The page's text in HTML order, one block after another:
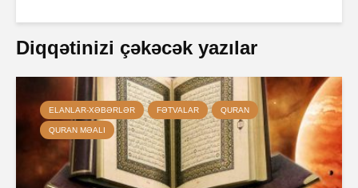
Diqqətinizi çəkəcək yazılar
ELANLAR-XƏBƏRLƏR FƏTVALAR QURAN
QURAN MƏALI